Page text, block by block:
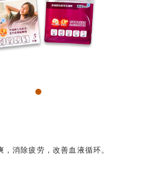
消除疲劳，改善血液循环。